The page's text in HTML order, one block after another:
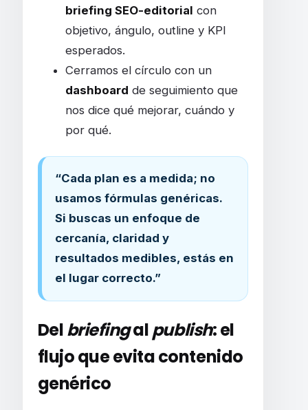
briefing SEO-editorial con
objetivo, ángulo, outline y KPI
esperados.
Cerramos el círculo con un
dashboard de seguimiento que
nos dice qué mejorar, cuándo y
por qué.
“Cada plan es a medida; no
usamos fórmulas genéricas.
Si buscas un enfoque de
cercanía, claridad y
resultados medibles, estás en
el lugar correcto.”
Delbriefingalpublish: el
flujo que evita contenido
genérico